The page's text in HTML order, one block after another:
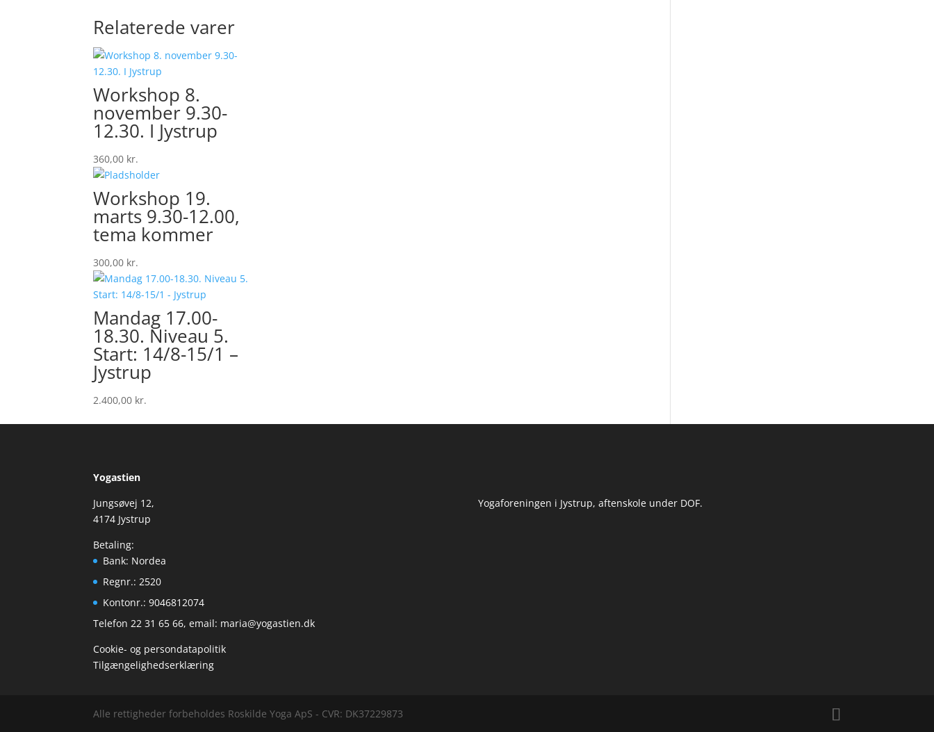
Relaterede varer
Workshop 8.
november 9.30-
12.30. I Jystrup
360,00 kr.
Workshop 19.
marts 9.30-12.00,
tema kommer
300,00 kr.
Mandag 17.00-
18.30. Niveau 5.
Start: 14/8-15/1 –
Jystrup
2.400,00 kr.
Yogastien
Jungsøvej 12,
4174 Jystrup
Betaling:
Bank: Nordea
Regnr.: 2520
Kontonr.: 9046812074
Telefon 22 31 65 66, email: maria@yogastien.dk
Cookie- og persondatapolitik
Tilgængelighedserklæring
Yogaforeningen i Jystrup, aftenskole under DOF.
Alle rettigheder forbeholdes Roskilde Yoga ApS - CVR: DK37229873